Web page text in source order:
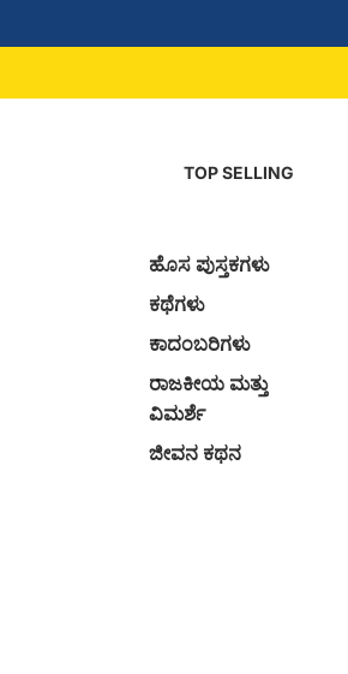
Free
ನಿಮ್ಮ ಬೇಡಿಕೆ
TOP SELLING
ಹೊಸ ಪುಸ್ತಕಗಳು
ಕಥೆಗಳು
ಕಾದಂಬರಿಗಳು
ರಾಜಕೀಯ ಮತ್ತು
ವಿಮರ್ಶೆ
ಜೀವನ ಕಥನ